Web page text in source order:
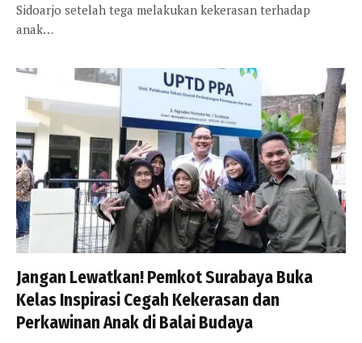
Sidoarjo setelah tega melakukan kekerasan terhadap
anak…
Jangan Lewatkan! Pemkot Surabaya Buka
Kelas Inspirasi Cegah Kekerasan dan
Perkawinan Anak di Balai Budaya